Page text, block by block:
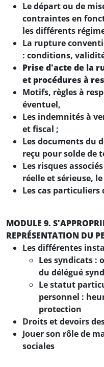
Le départ ou de
contraintes en
les différents
La rupture
: conditions,
Prise d'acte de la
et procédures à
Motifs, règles à
éventuel,
Les indemnités à
et fiscal ;
Les documents du
reçu pour solde de
Les risques
réelle et sérieuse,
Les cas particuliers
MODULE 9.
REPRÉSENTATION DU
Les différentes
Les syndicats :
du délégué
Le statut
personnel :
protection
Droits et devoirs
Jouer son rôle de
sociales